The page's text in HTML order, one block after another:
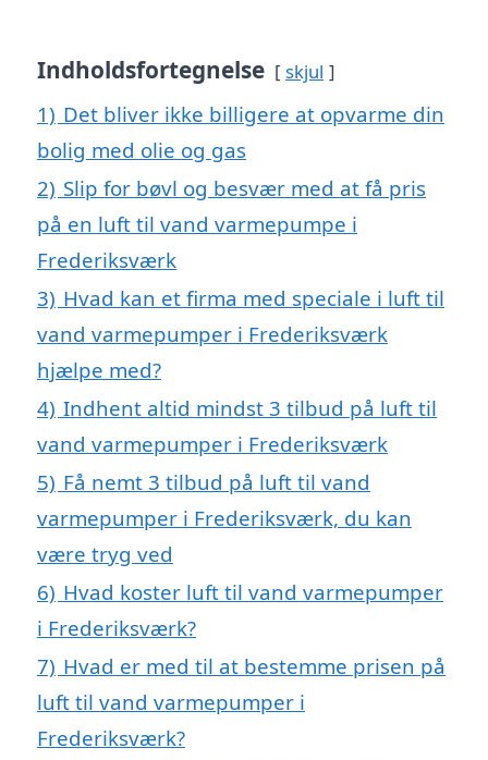
Indholdsfortegnelse skjul
1) Det bliver ikke billigere at opvarme din
bolig med olie og gas
2) Slip for bøvl og besvær med at få pris
på en luft til vand varmepumpe i
Frederiksværk
3) Hvad kan et firma med speciale i luft til
vand varmepumper i Frederiksværk
hjælpe med?
4) Indhent altid mindst 3 tilbud på luft til
vand varmepumper i Frederiksværk
5) Få nemt 3 tilbud på luft til vand
varmepumper i Frederiksværk, du kan
være tryg ved
6) Hvad koster luft til vand varmepumper
i Frederiksværk?
7) Hvad er med til at bestemme prisen på
luft til vand varmepumper i
Frederiksværk?